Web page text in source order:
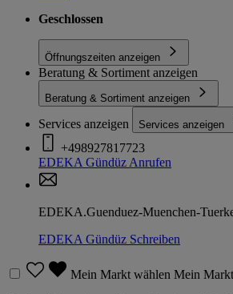
Geschlossen
Öffnungszeiten anzeigen
Beratung & Sortiment anzeigen
Beratung & Sortiment anzeigen
Services anzeigen Services anzeigen
+498927817723
EDEKA Gündüz Anrufen
EDEKA.Guenduez-Muenchen-
EDEKA Gündüz Schreiben
Mein Markt wählen Mein Markt